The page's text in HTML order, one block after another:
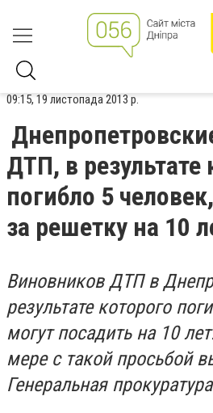
09:15, 19 листопада 2013 р.
ДТП, в результате
погибло 5
за решетку на 10
Виновников ДТП в
результате которого
могут посадить на 10
мере с такой просьбой
Генеральная